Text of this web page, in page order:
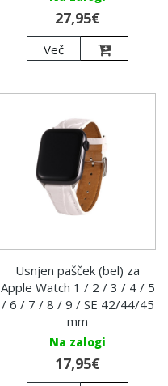
27,95€
Več
Usnjen pašček (bel) za
Apple Watch 1 / 2 / 3 / 4 / 5
/ 6 / 7 / 8 / 9 / SE 42/44/45
mm
Na zalogi
17,95€